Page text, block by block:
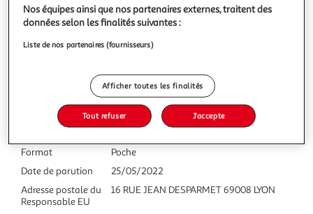
Format
Poche
Date de parution
25/05/2022
Adresse postale du
Responsable EU
16 RUE JEAN DESPARMET 69008 LYON
Nos équipes ainsi que nos partenaires externes, traitent des
données selon les finalités suivantes :
Liste de nos partenaires (fournisseurs)
Afficher toutes les finalités
Tout refuser J'accepte